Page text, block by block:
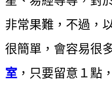
非常果難，不過，
很簡單，會容易很
室，只要留意１點